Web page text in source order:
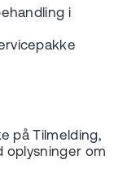
i
på Tilmelding,
oplysninger om